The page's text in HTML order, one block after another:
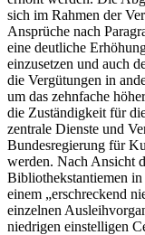
sich im Rahmen der
Ansprüche nach
eine deutliche
einzusetzen und auch
die Vergütungen in
um das zehnfache
die Zuständigkeit für
zentrale Dienste und
Bundesregierung für
werden. Nach Ansicht
Bibliothekstantiemen
einem „erschreckend
einzelnen
niedrigen einstelligen